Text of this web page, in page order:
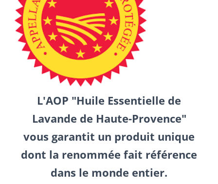
L'AOP "Huile Essentielle de
Lavande de Haute-Provence"
vous garantit un produit unique
dont la renommée fait référence
dans le monde entier.